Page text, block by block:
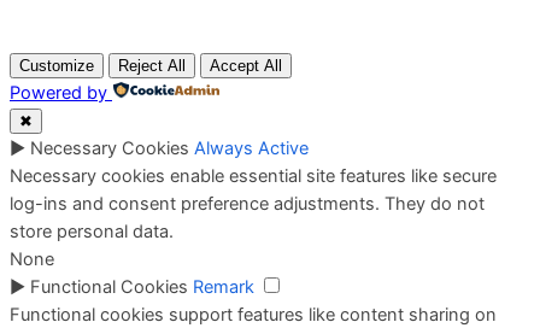
Customize Reject All Accept All
Powered by
✖
► Necessary Cookies Always Active
Necessary cookies enable essential site features like secure
log-ins and consent preference adjustments. They do not
store personal data.
None
► Functional Cookies Remark
Functional cookies support features like content sharing on